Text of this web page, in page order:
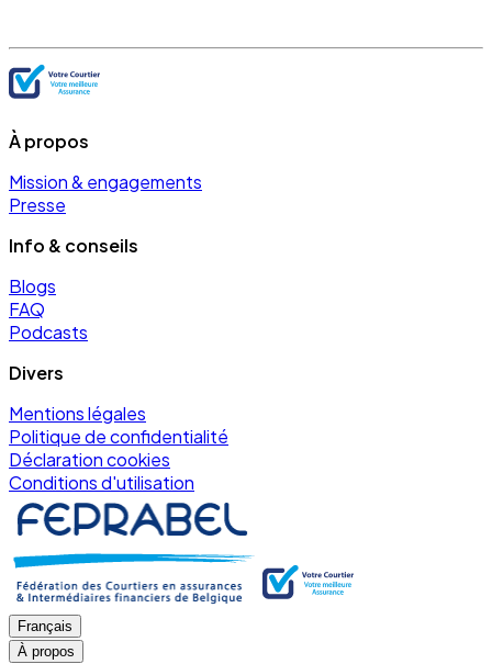
À propos
Mission & engagements
Presse
Info & conseils
Blogs
FAQ
Podcasts
Divers
Mentions légales
Politique de confidentialité
Déclaration cookies
Conditions d'utilisation
Français
À propos